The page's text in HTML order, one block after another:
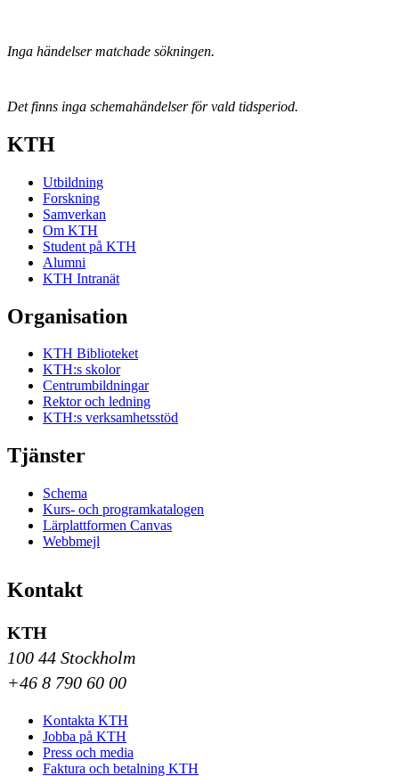
Inga händelser matchade sökningen.
Det finns inga schemahändelser för vald tidsperiod.
KTH
Utbildning
Forskning
Samverkan
Om KTH
Student på KTH
Alumni
KTH Intranät
Organisation
KTH Biblioteket
KTH:s skolor
Centrumbildningar
Rektor och ledning
KTH:s verksamhetsstöd
Tjänster
Schema
Kurs- och programkatalogen
Lärplattformen Canvas
Webbmejl
Kontakt
KTH
100 44 Stockholm
+46 8 790 60 00
Kontakta KTH
Jobba på KTH
Press och media
Faktura och betalning KTH